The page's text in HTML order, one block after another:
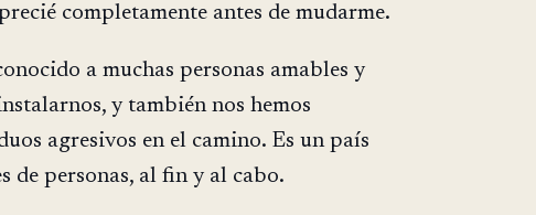
completamente antes de mudarme.
a muchas personas amables y
y también nos hemos
agresivos en el camino. Es un país
de personas, al fin y al cabo.